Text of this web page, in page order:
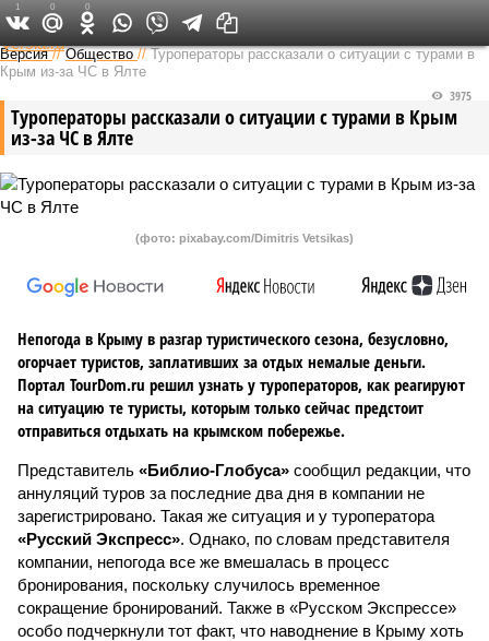
Федеральный выпуск
Версия //Общество //Туроператоры рассказали о ситуации с турами в
Крым из-за ЧС в Ялте
Туроператоры рассказали о ситуации с турами в Крым
из-за ЧС в Ялте
3975
(фото: pixabay.com/Dimitris Vetsikas)
Непогода в Крыму в разгар туристического сезона, безусловно,
огорчает туристов, заплативших за отдых немалые деньги.
Портал TourDom.ru решил узнать у туроператоров, как реагируют
на ситуацию те туристы, которым только сейчас предстоит
отправиться отдыхать на крымском побережье.
Представитель «Библио-Глобуса» сообщил редакции, что
аннуляций туров за последние два дня в компании не
зарегистрировано. Такая же ситуация и у туроператора
«Русский Экспресс». Однако, по словам представителя
компании, непогода все же вмешалась в процесс
бронирования, поскольку случилось временное
сокращение бронирований. Также в «Русском Экспрессе»
особо подчеркнули тот факт, что наводнение в Крыму хоть
1 0 0